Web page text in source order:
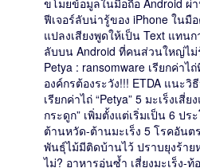
ขโมยข้อมูลในมือถือ Android ผ่
ฟีเจอร์ลับน่ารู้ของ iPhone ในมื
แปลงเสียงพูดให้เป็น Text แทน
ลับบน Android ที่คนส่วนใหญ่ไ
Petya : ransomware เรียกค่า
องค์กรต้องระวัง!!! ETDA แนะ
เรียกค่าไถ่ “Petya” 5 มะเร็งเสี่
กระดูก” เพิ่มตั้งแต่เริ่มเป็น 6 ป
ต้านหวัด-ต้านมะเร็ง 5 โรคอันต
พันธุ์ไม้มีติดบ้านไว้ ปราบยุงร้าย
ไม่? อาหารอุ่นซ้ำ เสี่ยงมะเร็ง-ท้